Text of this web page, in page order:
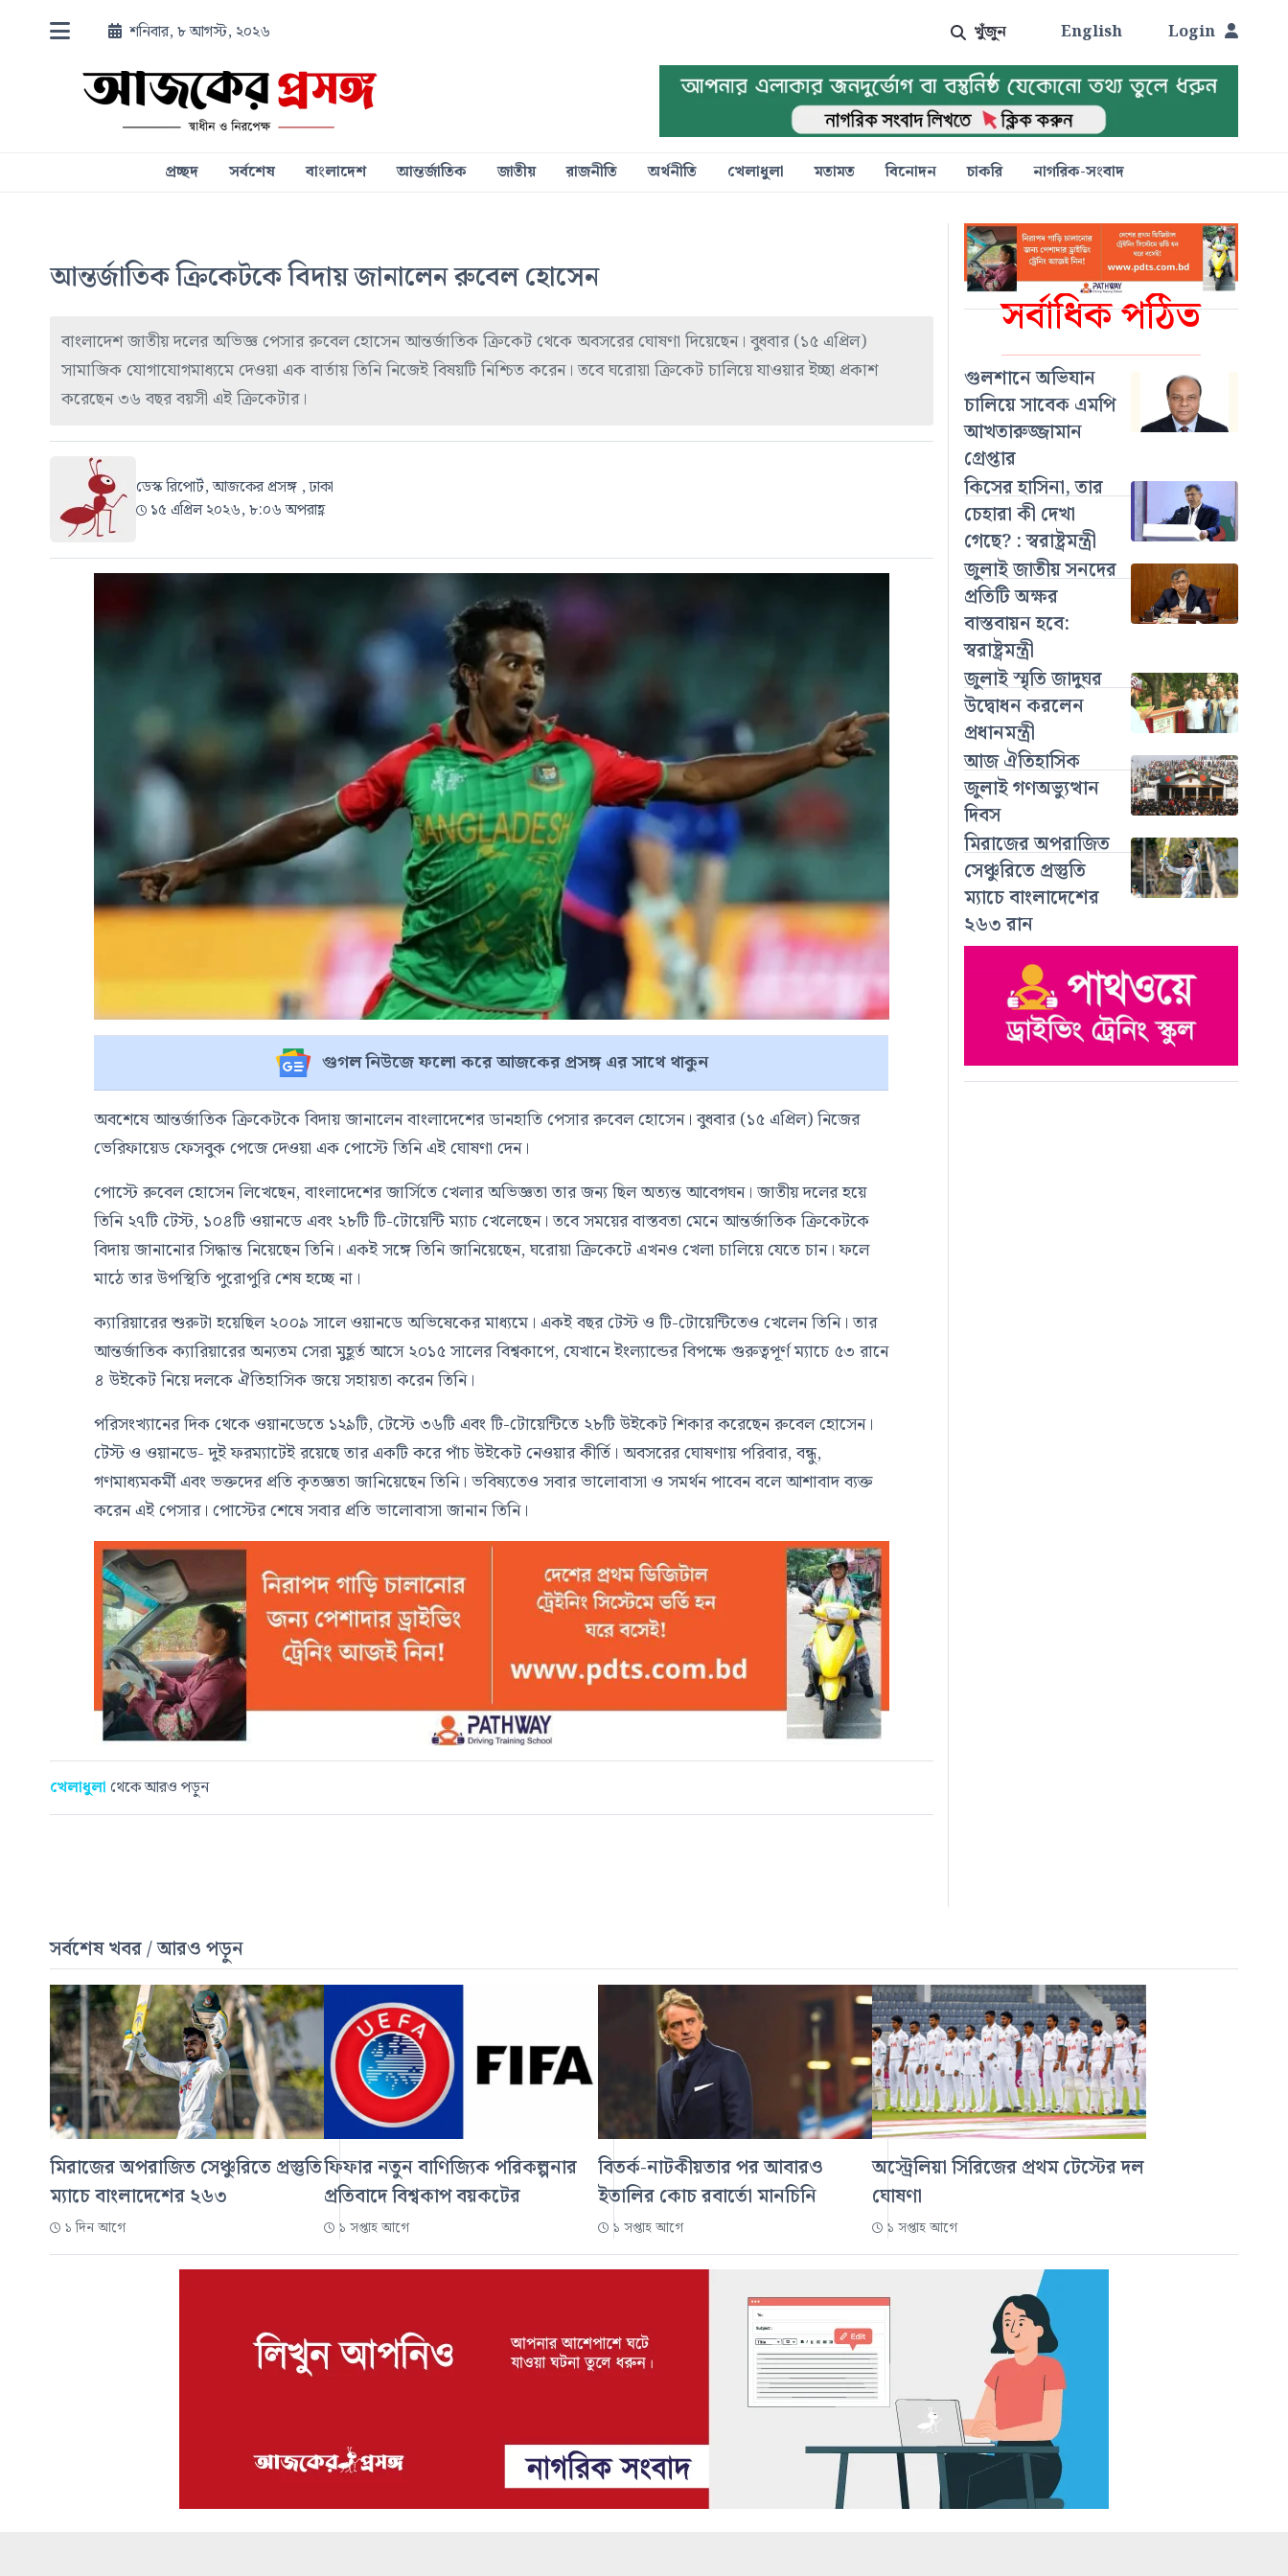
শনিবার, ৮ আগস্ট, ২০২৬ খুঁজুন English Login
প্রচ্ছদ সর্বশেষ বাংলাদেশ আন্তর্জাতিক জাতীয় রাজনীতি অর্থনীতি খেলাধুলা মতামত বিনোদন চাকরি নাগরিক-সংবাদ
সর্বাধিক পঠিত
গুলশানে অভিযান
চালিয়ে সাবেক এমপি
আখতারুজ্জামান
গ্রেপ্তার
কিসের হাসিনা, তার
চেহারা কী দেখা
গেছে? : স্বরাষ্ট্রমন্ত্রী
জুলাই জাতীয় সনদের
প্রতিটি অক্ষর
বাস্তবায়ন হবে:
স্বরাষ্ট্রমন্ত্রী
জুলাই স্মৃতি জাদুঘর
উদ্বোধন করলেন
প্রধানমন্ত্রী
আজ ঐতিহাসিক
জুলাই গণঅভ্যুত্থান
দিবস
মিরাজের অপরাজিত
সেঞ্চুরিতে প্রস্তুতি
ম্যাচে বাংলাদেশের
২৬৩ রান
আন্তর্জাতিক ক্রিকেটকে বিদায় জানালেন রুবেল হোসেন
বাংলাদেশ জাতীয় দলের অভিজ্ঞ পেসার রুবেল হোসেন আন্তর্জাতিক ক্রিকেট থেকে অবসরের ঘোষণা দিয়েছেন। বুধবার (১৫ এপ্রিল)
সামাজিক যোগাযোগমাধ্যমে দেওয়া এক বার্তায় তিনি নিজেই বিষয়টি নিশ্চিত করেন। তবে ঘরোয়া ক্রিকেট চালিয়ে যাওয়ার ইচ্ছা প্রকাশ
করেছেন ৩৬ বছর বয়সী এই ক্রিকেটার।
ডেস্ক রিপোর্ট, আজকের প্রসঙ্গ , ঢাকা
১৫ এপ্রিল ২০২৬, ৮:০৬ অপরাহ্ণ
গুগল নিউজে ফলো করে আজকের প্রসঙ্গ এর সাথে থাকুন
অবশেষে আন্তর্জাতিক ক্রিকেটকে বিদায় জানালেন বাংলাদেশের ডানহাতি পেসাররুবেল হোসেন। বুধবার (১৫ এপ্রিল) নিজের
ভেরিফায়েড ফেসবুক পেজে দেওয়া এক পোস্টে তিনি এই ঘোষণা দেন।
পোস্টেরুবেল হোসেনলিখেছেন, বাংলাদেশের জার্সিতে খেলার অভিজ্ঞতা তার জন্য ছিল অত্যন্ত আবেগঘন। জাতীয় দলের হয়ে
তিনি ২৭টি টেস্ট, ১০৪টি ওয়ানডে এবং ২৮টি টি-টোয়েন্টি ম্যাচ খেলেছেন। তবে সময়ের বাস্তবতা মেনে আন্তর্জাতিক ক্রিকেটকে
বিদায় জানানোর সিদ্ধান্ত নিয়েছেন তিনি। একই সঙ্গে তিনি জানিয়েছেন, ঘরোয়া ক্রিকেটে এখনও খেলা চালিয়ে যেতে চান। ফলে
মাঠে তার উপস্থিতি পুরোপুরি শেষ হচ্ছে না।
ক্যারিয়ারের শুরুটা হয়েছিল ২০০৯ সালে ওয়ানডে অভিষেকের মাধ্যমে। একই বছর টেস্ট ও টি-টোয়েন্টিতেও খেলেন তিনি। তার
আন্তর্জাতিক ক্যারিয়ারের অন্যতম সেরা মুহূর্ত আসে ২০১৫ সালের বিশ্বকাপে, যেখানে ইংল্যান্ডের বিপক্ষে গুরুত্বপূর্ণ ম্যাচে ৫৩ রানে
৪ উইকেট নিয়ে দলকে ঐতিহাসিক জয়ে সহায়তা করেন তিনি।
পরিসংখ্যানের দিক থেকে ওয়ানডেতে ১২৯টি, টেস্টে ৩৬টি এবং টি-টোয়েন্টিতে ২৮টি উইকেট শিকার করেছেনরুবেল হোসেন।
টেস্ট ও ওয়ানডে- দুই ফরম্যাটেই রয়েছে তার একটি করে পাঁচ উইকেট নেওয়ার কীর্তি। অবসরের ঘোষণায় পরিবার, বন্ধু,
গণমাধ্যমকর্মী এবং ভক্তদের প্রতি কৃতজ্ঞতা জানিয়েছেন তিনি। ভবিষ্যতেও সবার ভালোবাসা ও সমর্থন পাবেন বলে আশাবাদ ব্যক্ত
করেন এই পেসার। পোস্টের শেষে সবার প্রতি ভালোবাসা জানান তিনি।
খেলাধুলা থেকে আরও পড়ুন
সর্বশেষ খবর / আরও পড়ুন
মিরাজের অপরাজিত সেঞ্চুরিতে প্রস্তুতি
ম্যাচে বাংলাদেশের ২৬৩
১ দিন আগে
ফিফার নতুন বাণিজ্যিক পরিকল্পনার
প্রতিবাদে বিশ্বকাপ বয়কটের
১ সপ্তাহ আগে
বিতর্ক-নাটকীয়তার পর আবারও
ইতালির কোচ রবার্তো মানচিনি
১ সপ্তাহ আগে
অস্ট্রেলিয়া সিরিজের প্রথম টেস্টের দল
ঘোষণা
১ সপ্তাহ আগে